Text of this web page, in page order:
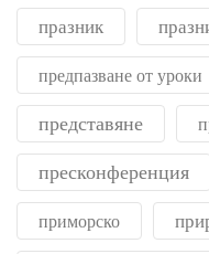
празник
предпазване от уроки
представяне
пресконференция
приморско